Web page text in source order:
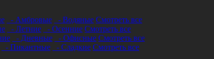
- Амбровые - Водяные Смотреть все
- Летние - Осенние Смотреть все
- Дневные - Офисные Смотреть все
- Пикантные - Сладкие Смотреть все